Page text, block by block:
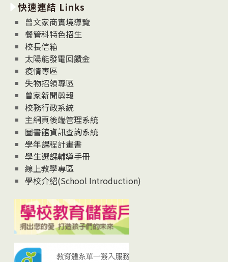
消
息
News
快速連結 Links
曾文家商實境導覽
餐管科特色招生
校長信箱
太陽能發電回饋金
疫情專區
失物招領專區
曾家新聞剪報
校務行政系統
主網頁後端管理系統
圖書館資訊查詢系統
學年課程計畫書
學生選課輔導手冊
線上教學專區
學校介紹(School Introduction)